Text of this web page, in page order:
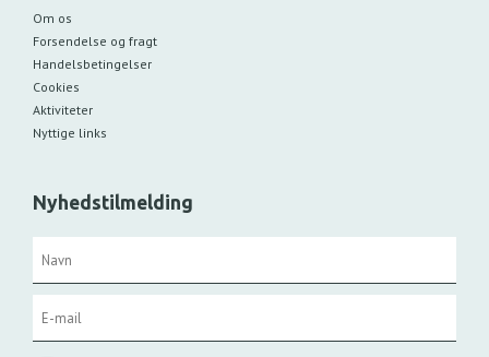
Om os
Forsendelse og fragt
Handelsbetingelser
Cookies
Aktiviteter
Nyttige links
Nyhedstilmelding